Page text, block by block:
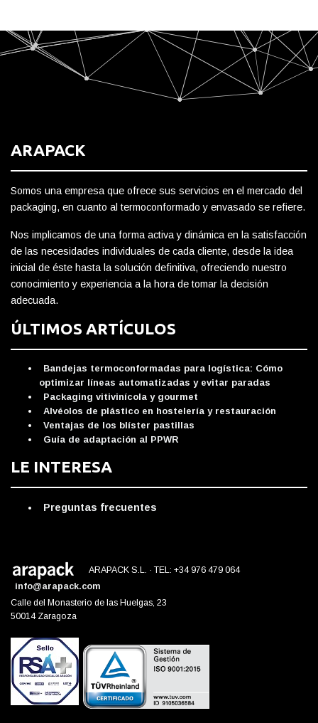
ARAPACK
Somos una empresa que ofrece sus servicios en el mercado del
packaging, en cuanto al termoconformado y envasado se refiere.
Nos implicamos de una forma activa y dinámica en la satisfacción
de las necesidades individuales de cada cliente, desde la idea
inicial de éste hasta la solución definitiva, ofreciendo nuestro
conocimiento y experiencia a la hora de tomar la decisión
adecuada.
ÚLTIMOS ARTÍCULOS
Bandejas termoconformadas para logística: Cómo
optimizar líneas automatizadas y evitar paradas
Packaging vitivinícola y gourmet
Alvéolos de plástico en hostelería y restauración
Ventajas de los blíster pastillas
Guía de adaptación al PPWR
LE INTERESA
Preguntas frecuentes
ARAPACK S.L. · TEL: +34 976 479 064
info@arapack.com
Calle del Monasterio de las Huelgas, 23
50014 Zaragoza